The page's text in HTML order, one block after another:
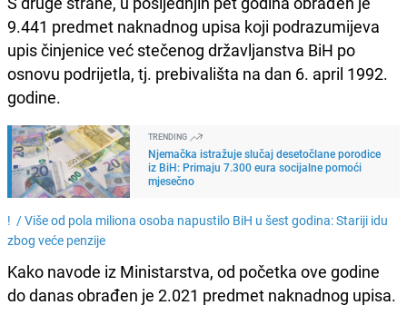
9.441 predmet naknadnog upisa koji podrazumijeva
upis činjenice već stečenog državljanstva BiH po
osnovu podrijetla, tj. prebivališta na dan 6. april 1992.
godine.
TRENDING
Njemačka istražuje slučaj desetočlane porodice
iz BiH: Primaju 7.300 eura socijalne pomoći
mjesečno
! /Više od pola miliona osoba napustilo BiH u šest godina: Stariji idu
zbog veće penzije
Kako navode iz Ministarstva, od početka ove godine
do danas obrađen je 2.021 predmet naknadnog upisa.